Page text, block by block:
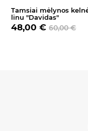
Tamsiai mėlynos
linu "Davidas"
48,00 €60,00 €